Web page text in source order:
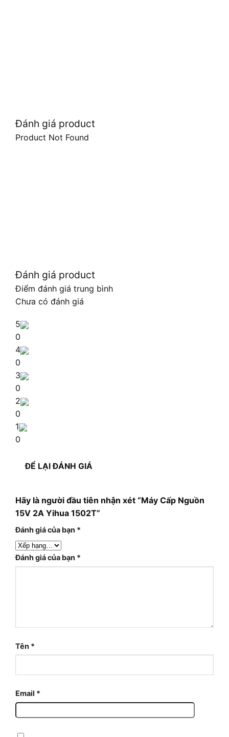
Đánh giá product
Product Not Found
Đánh giá product
Điểm đánh giá trung bình
Chưa có đánh giá
5
0
4
0
3
0
2
0
1
0
ĐỂ LẠI ĐÁNH GIÁ
Hãy là người đầu tiên nhận xét “Máy Cấp Nguồn
15V 2A Yihua 1502T”
Đánh giá của bạn *
Đánh giá của bạn *
Tên *
Email *